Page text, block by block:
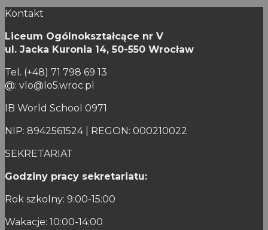
Kontakt
Liceum Ogólnokształcące nr V
ul. Jacka Kuronia 14, 50-550 Wrocław
Tel. (+48) 71 798 69 13
@: vlo@lo5.wroc.pl
IB World School 0971
NIP: 8942561524 | REGON: 000210022
SEKRETARIAT
Godziny pracy sekretariatu:
Rok szkolny: 9:00-15:00
Wakacje: 10:00-14:00